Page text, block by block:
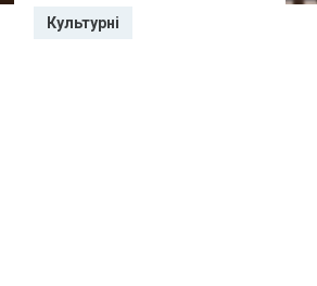
Культурні